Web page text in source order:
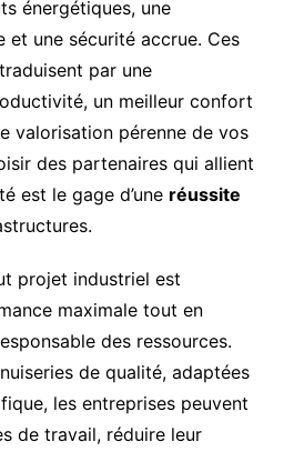
énergétiques, une
et une sécurité accrue. Ces
par une
un meilleur confort
valorisation pérenne de vos
des partenaires qui allient
est le gage d’une réussite
projet industriel est
maximale tout en
des ressources.
de qualité, adaptées
les entreprises peuvent
de travail, réduire leur